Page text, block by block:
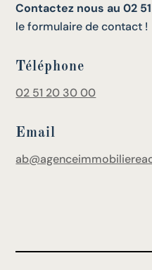
Contactez nous au 02
le formulaire de contact !
Téléphone
02 51 20 30 00
Email